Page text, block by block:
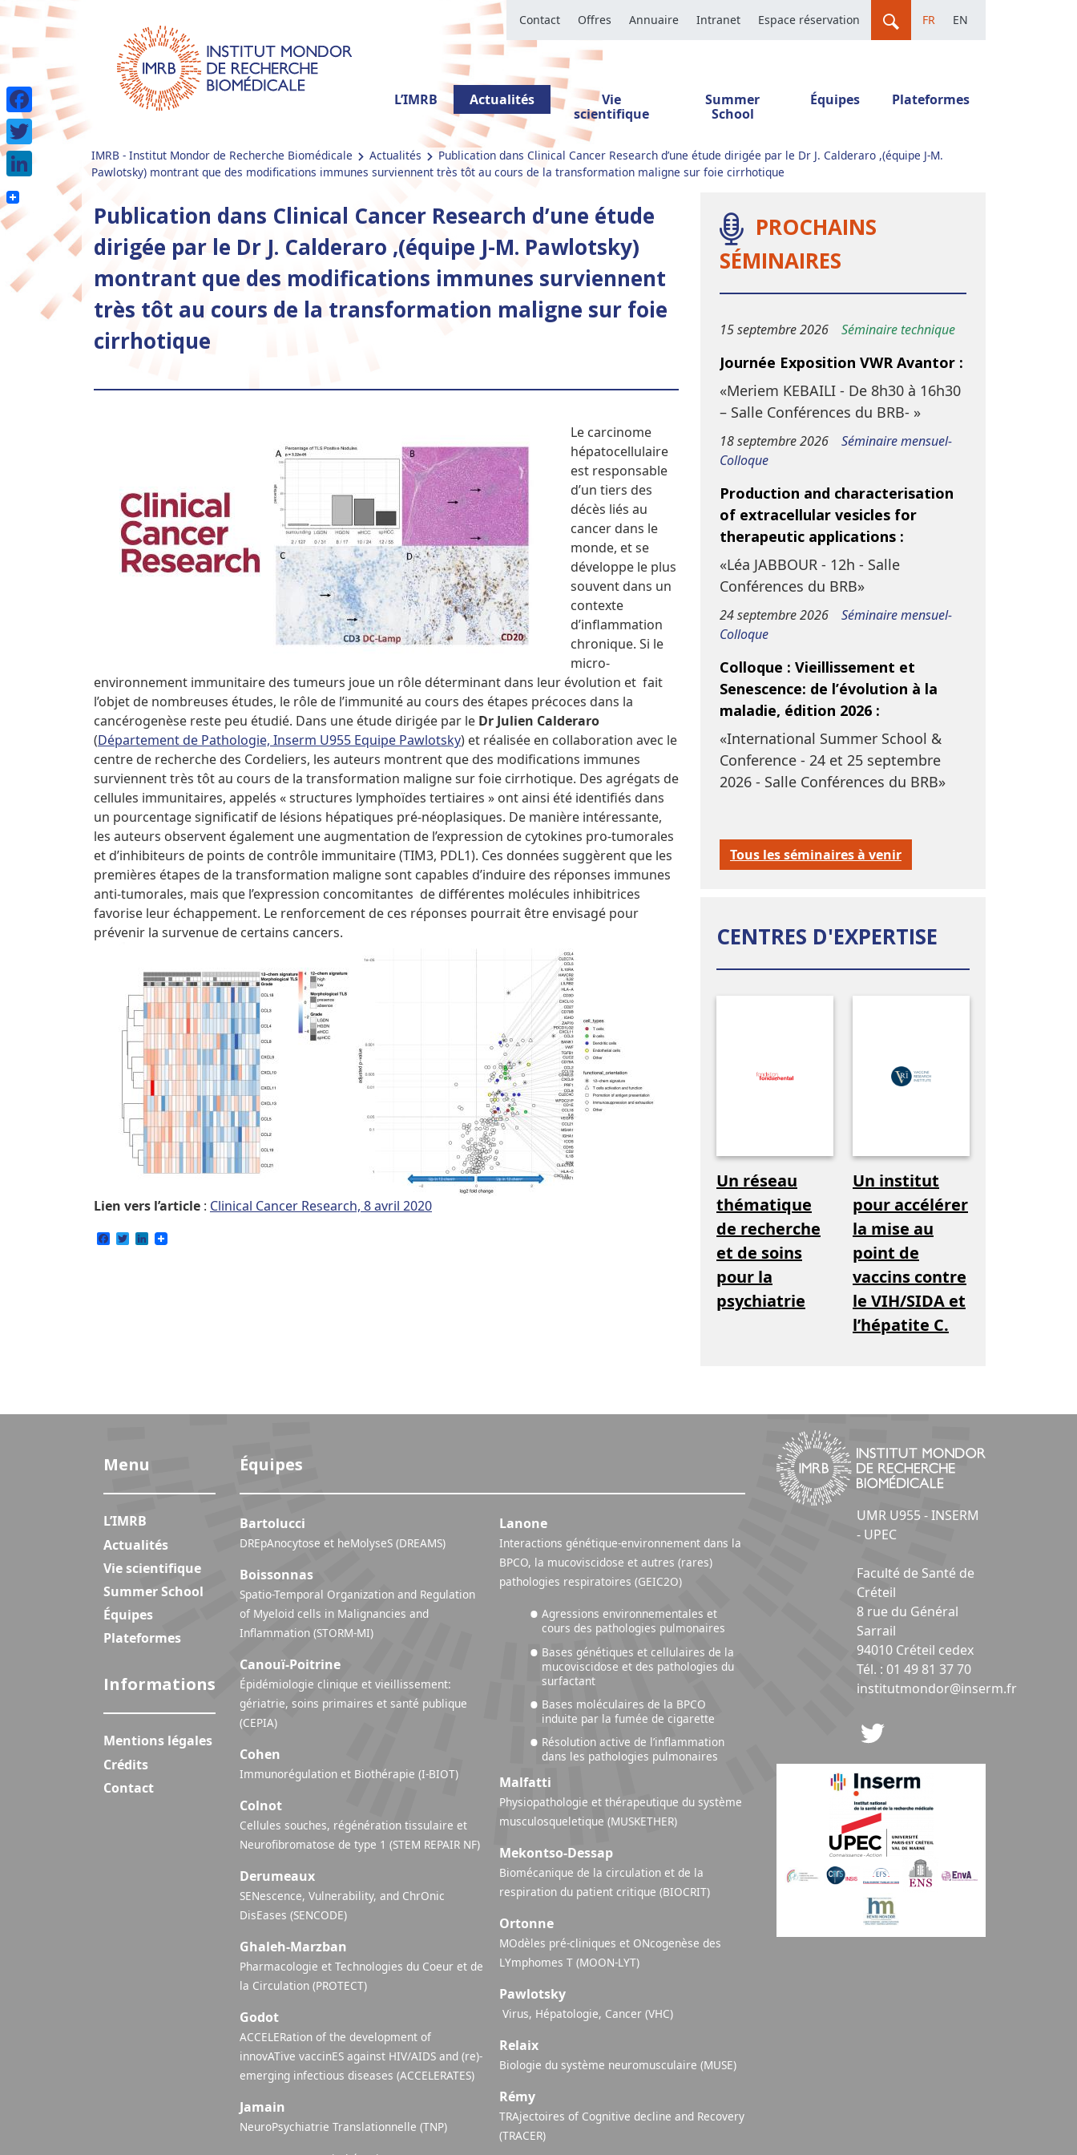
Contact Offres Annuaire Intranet Espace réservation FR EN
L’IMRB Actualités
Vie
scientifique
Summer
School
Équipes Plateformes
IMRB - Institut Mondor de Recherche Biomédicale Actualités
Publication dans Clinical Cancer Research d’une étude dirigée par le Dr J. Calderaro ,(équipe J-M.
Pawlotsky) montrant que des modifications immunes surviennent très tôt au cours de la transformation maligne sur foie cirrhotique
Publication dans Clinical Cancer Research d’une étude
dirigée par le Dr J. Calderaro ,(équipe J-M. Pawlotsky)
montrant que des modifications immunes surviennent
très tôt au cours de la transformation maligne sur foie
cirrhotique
Le carcinome
hépatocellulaire
est responsable
d’un tiers des
décès liés au
cancer dans le
monde, et se
développe le plus
souvent dans un
contexte
d’inflammation
chronique. Si le
micro-
environnement immunitaire des tumeurs joue un rôle déterminant dans leur évolution et fait
l’objet de nombreuses études, le rôle de l’immunité au cours des étapes précoces dans la
cancérogenèse reste peu étudié. Dans une étude dirigée par le Dr Julien Calderaro
(Département de Pathologie, Inserm U955 Equipe Pawlotsky) et réalisée en collaboration avec le
centre de recherche des Cordeliers, les auteurs montrent que des modifications immunes
surviennent très tôt au cours de la transformation maligne sur foie cirrhotique. Des agrégats de
cellules immunitaires, appelés « structures lymphoïdes tertiaires » ont ainsi été identifiés dans
un pourcentage significatif de lésions hépatiques pré-néoplasiques. De manière intéressante,
les auteurs observent également une augmentation de l’expression de cytokines pro-tumorales
et d’inhibiteurs de points de contrôle immunitaire (TIM3, PDL1). Ces données suggèrent que les
premières étapes de la transformation maligne sont capables d’induire des réponses immunes
anti-tumorales, mais que l’expression concomitantes de différentes molécules inhibitrices
favorise leur échappement. Le renforcement de ces réponses pourrait être envisagé pour
prévenir la survenue de certains cancers.
Lien vers l’article : Clinical Cancer Research, 8 avril 2020
Facebook
TwitterLinkedIn
PROCHAINS
SÉMINAIRES
15 septembre 2026 Séminaire technique
Journée Exposition VWR Avantor :
«Meriem KEBAILI - De 8h30 à 16h30
– Salle Conférences du BRB- »
18 septembre 2026
Séminaire mensuel-
Colloque
Production and characterisation
of extracellular vesicles for
therapeutic applications :
«Léa JABBOUR - 12h - Salle
Conférences du BRB»
24 septembre 2026
Séminaire mensuel-
Colloque
Colloque : Vieillissement et
Senescence: de l’évolution à la
maladie, édition 2026 :
«International Summer School &
Conference - 24 et 25 septembre
2026 - Salle Conférences du BRB»
Tous les séminaires à venir
CENTRES D'EXPERTISE
Un réseau
thématique
de recherche
et de soins
pour la
psychiatrie
Un institut
pour accélérer
la mise au
point de
vaccins contre
le VIH/SIDA et
l’hépatite C.
Menu
L’IMRB
Actualités
Vie scientifique
Summer School
Équipes
Plateformes
Informations
Mentions légales
Crédits
Contact
Équipes
Bartolucci
DREpAnocytose et heMolyseS (DREAMS)
Boissonnas
Spatio-Temporal Organization and Regulation
of Myeloid cells in Malignancies and
Inflammation (STORM-MI)
Canouï-Poitrine
Épidémiologie clinique et vieillissement:
gériatrie, soins primaires et santé publique
(CEPIA)
Cohen
Immunorégulation et Biothérapie (I-BIOT)
Colnot
Cellules souches, régénération tissulaire et
Neurofibromatose de type 1 (STEM REPAIR NF)
Derumeaux
SENescence, Vulnerability, and ChrOnic
DisEases (SENCODE)
Ghaleh-Marzban
Pharmacologie et Technologies du Coeur et de
la Circulation (PROTECT)
Godot
ACCELERation of the development of
innovATive vaccinES against HIV/AIDS and (re)-
emerging infectious diseases (ACCELERATES)
Jamain
NeuroPsychiatrie Translationnelle (TNP)
Lanone
Interactions génétique-environnement dans la
BPCO, la mucoviscidose et autres (rares)
pathologies respiratoires (GEIC2O)
Agressions environnementales et
cours des pathologies pulmonaires
Bases génétiques et cellulaires de la
mucoviscidose et des pathologies du
surfactant
Bases moléculaires de la BPCO
induite par la fumée de cigarette
Résolution active de l’inflammation
dans les pathologies pulmonaires
Malfatti
Physiopathologie et thérapeutique du système
musculosqueletique (MUSKETHER)
Mekontso-Dessap
Biomécanique de la circulation et de la
respiration du patient critique (BIOCRIT)
Ortonne
MOdèles pré-cliniques et ONcogenèse des
LYmphomes T (MOON-LYT)
Pawlotsky
​ Virus, Hépatologie, Cancer (VHC)
Relaix
Biologie du système neuromusculaire (MUSE)
Rémy
TRAjectoires of Cognitive decline and Recovery
(TRACER)
UMR U955 - INSERM
- UPEC
Faculté de Santé de
Créteil
8 rue du Général
Sarrail
94010 Créteil cedex
Tél. : 01 49 81 37 70
institutmondor@inserm.fr
Facebook
Twitter
LinkedIn